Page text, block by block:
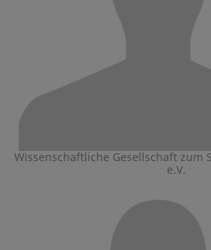
Wissenschaftliche Gesellschaft zum
e.V.